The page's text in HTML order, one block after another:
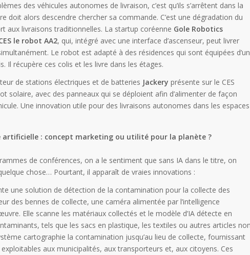
des véhicules autonomes de livraison, c’est qu’ils s’arrêtent dans la
doit alors descendre chercher sa commande. C’est une dégradation du
aux livraisons traditionnelles. La startup coréenne Gole Robotics
le robot AA2, qui, intégré avec une interface d’ascenseur, peut livrer
Le robot est adapté à des résidences qui sont équipées d’un
Il récupère ces colis et les livre dans les étages.
de stations électriques et de batteries Jackery présente sur le CES
solaire, avec des panneaux qui se déploient afin d’alimenter de façon
Une innovation utile pour des livraisons autonomes dans les espaces
artificielle : concept marketing ou utilité pour la planète ?
de conférences, on a le sentiment que sans IA dans le titre, on
chose… Pourtant, il apparaît de vraies innovations :
une solution de détection de la contamination pour la collecte des
des bennes de collecte, une caméra alimentée par l’intelligence
Elle scanne les matériaux collectés et le modèle d’IA détecte en
tels que les sacs en plastique, les textiles ou autres articles
cartographie la contamination jusqu’au lieu de collecte, fournissant
aux municipalités, aux transporteurs et, aux citoyens. Ces